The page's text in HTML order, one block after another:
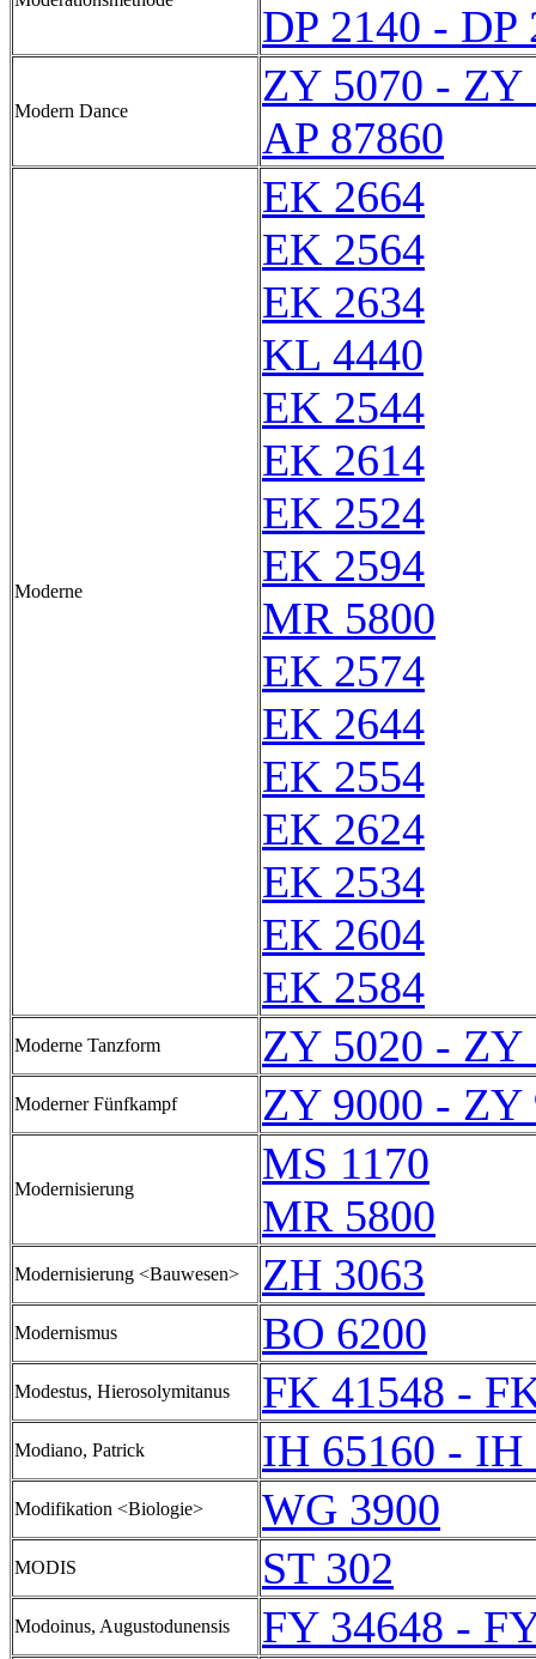
DP 2140 - DP
Modern Dance
ZY 5070 - ZY
AP 87860
Moderne
EK 2664
EK 2564
EK 2634
KL 4440
EK 2544
EK 2614
EK 2524
EK 2594
MR 5800
EK 2574
EK 2644
EK 2554
EK 2624
EK 2534
EK 2604
EK 2584
Moderne Tanzform ZY 5020 - ZY
Moderner Fünfkampf ZY 9000 - ZY
Modernisierung
MS 1170
MR 5800
Modernisierung <Bauwesen> ZH 3063
Modernismus BO 6200
Modestus, Hierosolymitanus FK 41548 -
Modiano, Patrick IH 65160 - IH
Modifikation <Biologie> WG 3900
MODIS ST 302
Modoinus, Augustodunensis FY 34648 -